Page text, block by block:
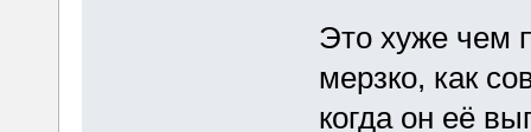
Это хуже чем
мерзко, как
когда он её